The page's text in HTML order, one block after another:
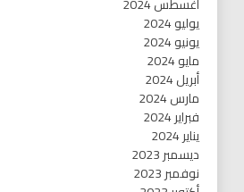
أغسطس 2024
يوليو 2024
يونيو 2024
مايو 2024
أبريل 2024
مارس 2024
فبراير 2024
يناير 2024
ديسمبر 2023
نوفمبر 2023